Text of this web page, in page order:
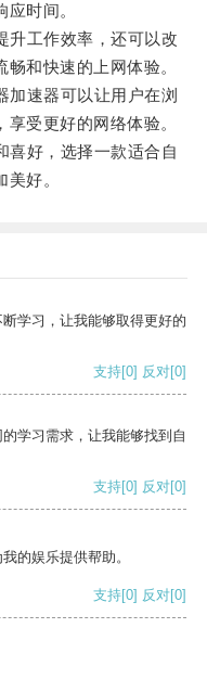
时间。
工作效率，还可以改
和快速的上网体验。
速器可以让用户在浏
受更好的网络体验。
好，选择一款适合自
好。
学习，让我能够取得更好的
支持[0] 反对[0]
学习需求，让我能够找到自
支持[0] 反对[0]
的娱乐提供帮助。
支持[0] 反对[0]